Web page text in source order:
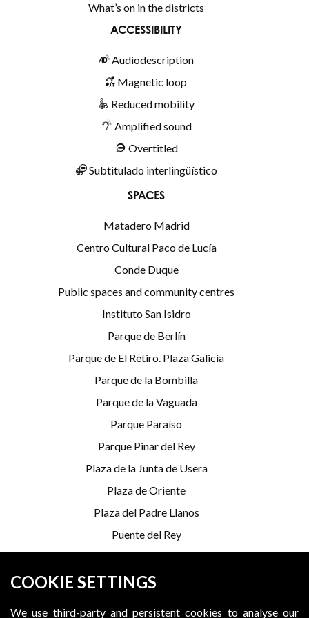
COOKIE SETTINGS
We use third-party and persistent cookies to analyse our
What’s on in the districts
ACCESSIBILITY
Audiodescription
Magnetic loop
Reduced mobility
Amplified sound
Overtitled
Subtitulado interlingüístico
SPACES
Matadero Madrid
Centro Cultural Paco de Lucía
Conde Duque
Public spaces and community centres
Instituto San Isidro
Parque de Berlín
Parque de El Retiro. Plaza Galicia
Parque de la Bombilla
Parque de la Vaguada
Parque Paraíso
Parque Pinar del Rey
Plaza de la Junta de Usera
Plaza de Oriente
Plaza del Padre Llanos
Puente del Rey
Serrería Belga
*Programming is subject to change